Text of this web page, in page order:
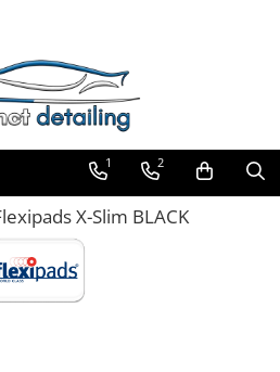
1 2
X-Slim BLACK